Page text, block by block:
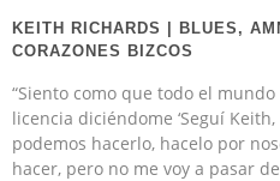
KEITH RICHARDS | BLUES,
CORAZONES BIZCOS
“Siento como que todo el
licencia diciéndome ‘Seguí
podemos hacerlo, hacelo por
hacer, pero no me voy a pasar